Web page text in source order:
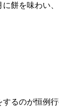
餅を味わい
るのが恒